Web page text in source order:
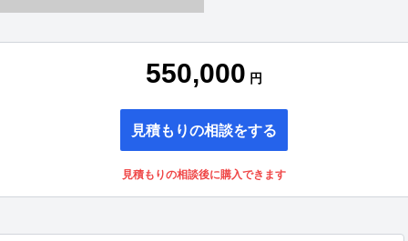
550,000 円
見積もりの相談をする
見積もりの相談後に購入できます